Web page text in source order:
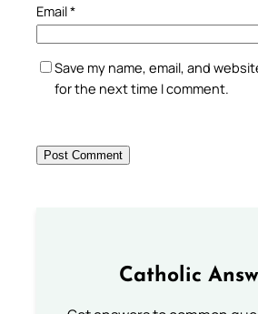
Email*
Save my name, email, and
for the next time I comment.
Catholic